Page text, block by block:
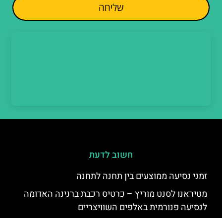
שליחה
חשוב לדעת
זמני נסיעה ממוצעים בין תחנה לתחנה
מטיראנו לסנט מוריץ – כרטיס רכבת ברנינה האדומה
לנסיעה פנורמית באלפים השוויצריים